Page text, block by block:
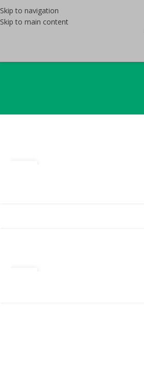
Skip to navigation
Skip to main content